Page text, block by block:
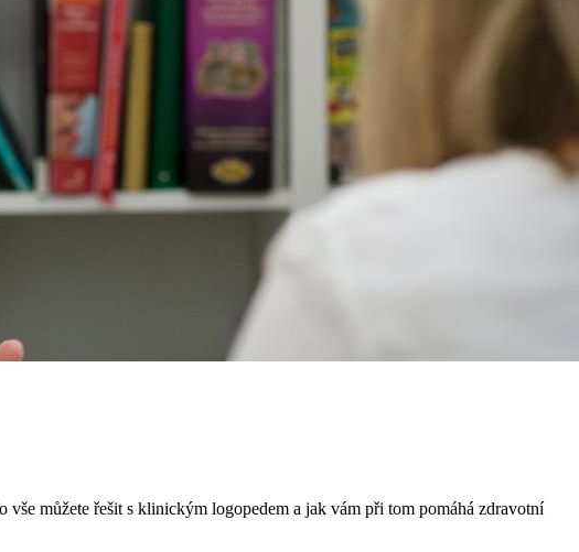
můžete řešit s klinickým logopedem a jak vám při tom pomáhá zdravotní